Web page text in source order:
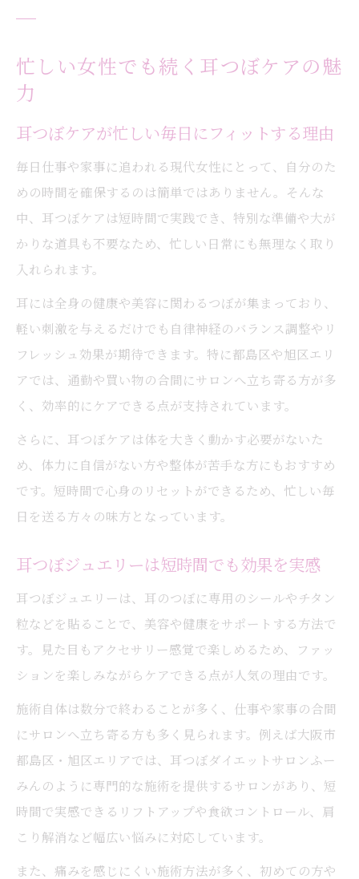
忙しい女性でも続く耳つぼケアの魅
力
耳つぼケアが忙しい毎日にフィットする理由
毎日仕事や家事に追われる現代女性にとって、自分のた
めの時間を確保するのは簡単ではありません。そんな
中、耳つぼケアは短時間で実践でき、特別な準備や大が
かりな道具も不要なため、忙しい日常にも無理なく取り
入れられます。
耳には全身の健康や美容に関わるつぼが集まっており、
軽い刺激を与えるだけでも自律神経のバランス調整やリ
フレッシュ効果が期待できます。特に都島区や旭区エリ
アでは、通勤や買い物の合間にサロンへ立ち寄る方が多
く、効率的にケアできる点が支持されています。
さらに、耳つぼケアは体を大きく動かす必要がないた
め、体力に自信がない方や整体が苦手な方にもおすすめ
です。短時間で心身のリセットができるため、忙しい毎
日を送る方々の味方となっています。
耳つぼジュエリーは短時間でも効果を実感
耳つぼジュエリーは、耳のつぼに専用のシールやチタン
粒などを貼ることで、美容や健康をサポートする方法で
す。見た目もアクセサリー感覚で楽しめるため、ファッ
ションを楽しみながらケアできる点が人気の理由です。
施術自体は数分で終わることが多く、仕事や家事の合間
にサロンへ立ち寄る方も多く見られます。例えば大阪市
都島区・旭区エリアでは、耳つぼダイエットサロンふー
みんのように専門的な施術を提供するサロンがあり、短
時間で実感できるリフトアップや食欲コントロール、肩
こり解消など幅広い悩みに対応しています。
また、痛みを感じにくい施術方法が多く、初めての方や